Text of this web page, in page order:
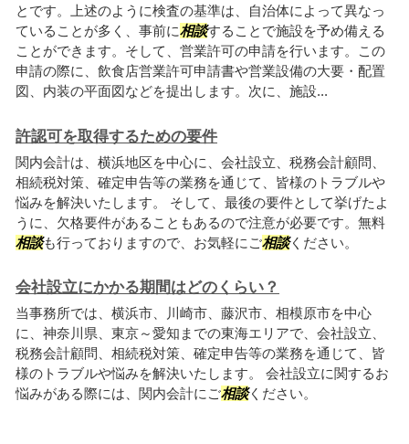
とです。上述のように検査の基準は、自治体によって異なっ
ていることが多く、事前に相談することで施設を予め備える
ことができます。そして、営業許可の申請を行います。この
申請の際に、飲食店営業許可申請書や営業設備の大要・配置
図、内装の平面図などを提出します。次に、施設...
許認可を取得するための要件
関内会計は、横浜地区を中心に、会社設立、税務会計顧問、
相続税対策、確定申告等の業務を通じて、皆様のトラブルや
悩みを解決いたします。 そして、最後の要件として挙げたよ
うに、欠格要件があることもあるので注意が必要です。無料
相談も行っておりますので、お気軽にご相談ください。
会社設立にかかる期間はどのくらい？
当事務所では、横浜市、川崎市、藤沢市、相模原市を中心
に、神奈川県、東京～愛知までの東海エリアで、会社設立、
税務会計顧問、相続税対策、確定申告等の業務を通じて、皆
様のトラブルや悩みを解決いたします。 会社設立に関するお
悩みがある際には、関内会計にご相談ください。